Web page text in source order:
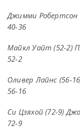
Джимми Робертсон
40-36
Майкл Уайт (52-2)
52-2
Оливер Лайнс (56-
56-16
Си Цзяхой (72-9)
72-9